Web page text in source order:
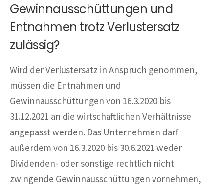
Gewinnausschüttungen und
Entnahmen trotz Verlustersatz
zulässig?
Wird der Verlustersatz in Anspruch genommen,
müssen die Entnahmen und
Gewinnausschüttungen von 16.3.2020 bis
31.12.2021 an die wirtschaftlichen Verhältnisse
angepasst werden. Das Unternehmen darf
außerdem von 16.3.2020 bis 30.6.2021 weder
Dividenden- oder sonstige rechtlich nicht
zwingende Gewinnausschüttungen vornehmen,